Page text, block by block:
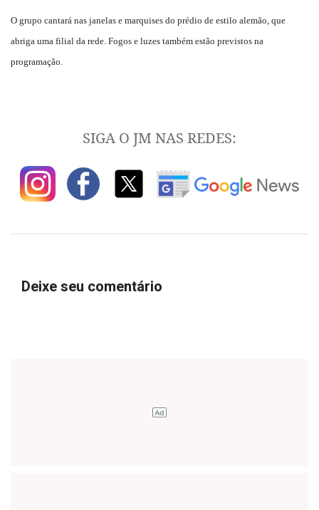
O grupo cantará nas janelas e marquises do prédio de estilo alemão, que
abriga uma filial da rede. Fogos e luzes também estão previstos na
programação.
SIGA O JM NAS REDES:
Deixe seu comentário